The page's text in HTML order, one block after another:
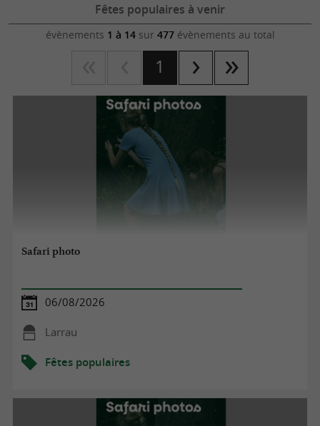
Fêtes populaires à venir
évènements 1 à 14sur 477évènements au total
1
Safari photo
06/08/2026
Larrau
Fêtes populaires